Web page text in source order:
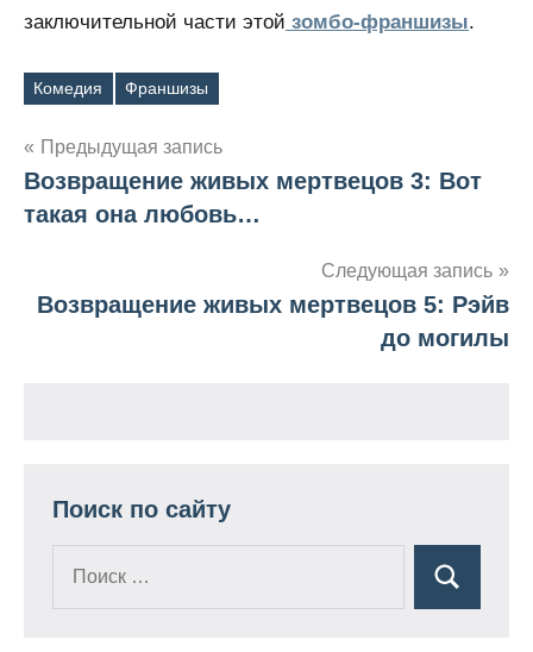
заключительной части этой зомбо-франшизы.
Метки
Комедия Франшизы
Навигация
по
Предыдущая запись
Возвращение живых мертвецов 3: Вот
такая она любовь…
Следующая запись
Возвращение живых мертвецов 5: Рэйв
до могилы
Поиск по сайту
Поиск